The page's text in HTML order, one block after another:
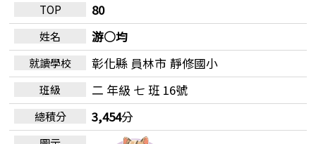
80
游○均
彰化縣 員林市 靜修國小
二 年級 七 班 16號
3,454分